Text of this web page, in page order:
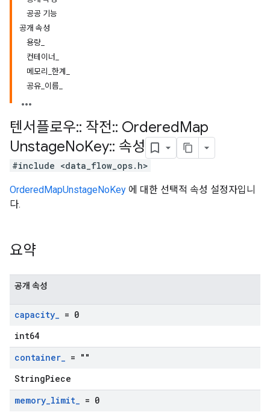
공공 기능
공개 속성
용량_
컨테이너_
메모리_한계_
공유_이름_
텐서플로우:: 작전:: OrderedMap
UnstageNoKey:: 속성
#include <data_flow_ops.h>
OrderedMapUnstageNoKey 에 대한 선택적 속성 설정자입니
다.
요약
공개 속성
capacity_ = 0
int64
container_ = ""
StringPiece
memory_limit_ = 0